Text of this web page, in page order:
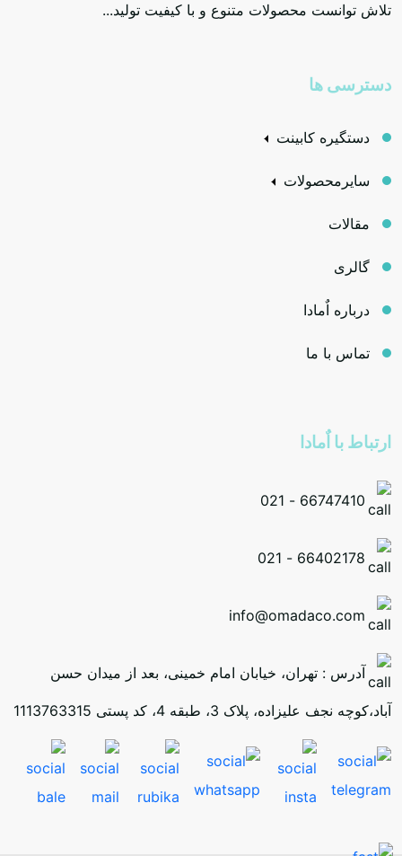
تلاش توانست محصولات متنوع و با کیفیت تولید...
دسترسی ها
دستگیره کابینت
سایرمحصولات
مقالات
گالری
درباره اٌمادا
تماس با ما
ارتباط با اٌمادا
آدرس : تهران، خیابان امام خمینی، بعد از میدان حسن
آباد،کوچه نجف علیزاده، پلاک 3، طبقه 4، کد پستی 1113763315